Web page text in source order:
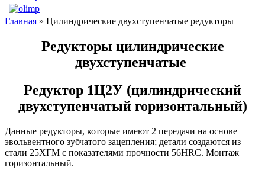
Главная » Цилиндрические двухступенчатые редукторы
Редукторы цилиндрические
двухступенчатые
Редуктор 1Ц2У (цилиндрический
двухступенчатый горизонтальный)
Данные редукторы, которые имеют 2 передачи на основе
эвольвентного зубчатого зацепления; детали создаются из
стали 25ХГМ с показателями прочности 56HRC. Монтаж
горизонтальный.